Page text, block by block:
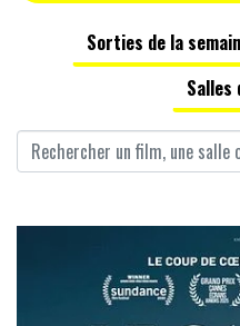
Sorties de la
Salles